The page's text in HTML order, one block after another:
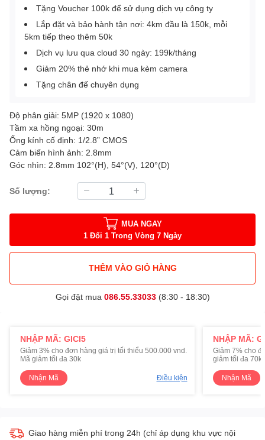
Tặng Voucher 100k để sử dụng dịch vụ công ty
Lắp đặt và bảo hành tận nơi: 4km đầu là 150k, mỗi
5km tiếp theo thêm 50k
Dịch vụ lưu qua cloud 30 ngày: 199k/tháng
Giảm 20% thẻ nhớ khi mua kèm camera
Tặng chân đế chuyên dụng
Độ phân giải: 5MP (1920 x 1080)
Tầm xa hồng ngoại: 30m
Ống kính cố định: 1/2.8” CMOS
Cảm biến hình ảnh: 2.8mm
Góc nhìn: 2.8mm 102°(H), 54°(V), 120°(D)
Số lượng:
MUA NGAY
1 Đổi 1 Trong Vòng 7 Ngày
THÊM VÀO GIỎ HÀNG
Gọi đặt mua 086.55.33033(8:30 - 18:30)
NHẬP MÃ: GICI5
Giảm 3% cho đơn hàng giá trị tối thiểu 500.000 vnd.
Mã giảm tối đa 30k
Nhận Mã Điều kiện
NHẬP MÃ:
Giảm 7% cho
giảm tối đa 70k
Nhận Mã
Giao hàng miễn phí trong 24h (chỉ áp dụng khu vực nội